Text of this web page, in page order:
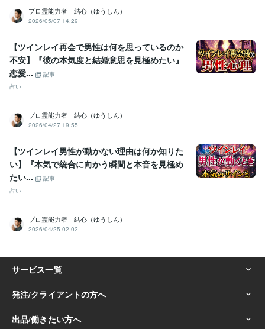
プロ霊能力者 結心（ゆうしん）
2026/05/07 14:29
【ツインレイ再会で男性は何を思っているのか
不安】『彼の本気度と結婚意思を見極めたい』
恋愛...
記事
占い
プロ霊能力者 結心（ゆうしん）
2026/04/27 19:55
【ツインレイ男性が動かない理由は何か知りた
い】『本気で統合に向かう瞬間と本音を見極め
たい...
記事
占い
プロ霊能力者 結心（ゆうしん）
2026/04/25 02:02